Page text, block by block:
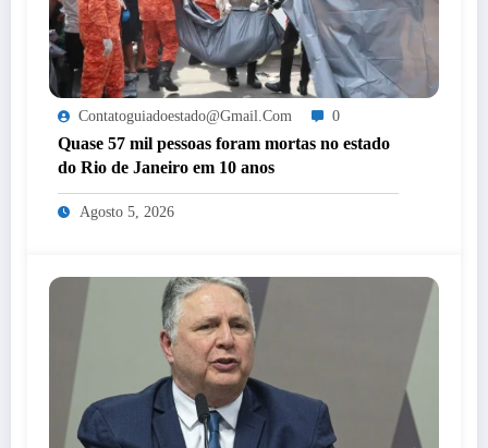
Contatoguiadoestado@gmail.com 0
Quase 57 mil pessoas foram mortas no estado
do Rio de Janeiro em 10 anos
Agosto 5, 2026